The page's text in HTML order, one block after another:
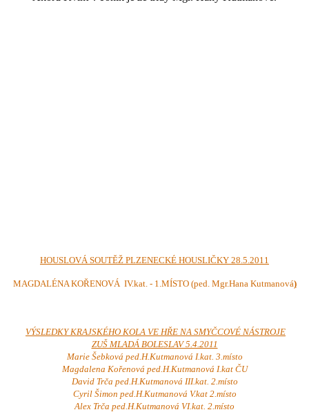
HOUSLOVÁ SOUTĚŽ PLZENECKÉ HOUSLIČKY 28.5.2011
MAGDALÉNA KOŘENOVÁ IV.kat. - 1.MÍSTO (ped. Mgr.Hana Kutmanová)
VÝSLEDKY KRAJSKÉHO KOLA VE HŘE NA SMYČCOVÉ NÁSTROJE
ZUŠ MLADÁ BOLESLAV 5.4.2011
Marie Šebková ped.H.Kutmanová I.kat. 3.místo
Magdalena Kořenová ped.H.Kutmanová I.kat ČU
David Trča ped.H.Kutmanová III.kat. 2.místo
Cyril Šimon ped.H.Kutmanová V.kat 2.místo
Alex Trča ped.H.Kutmanová VI.kat. 2.místo